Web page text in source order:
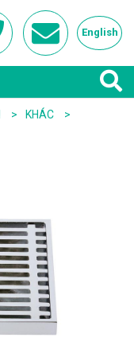
English
KHÁC